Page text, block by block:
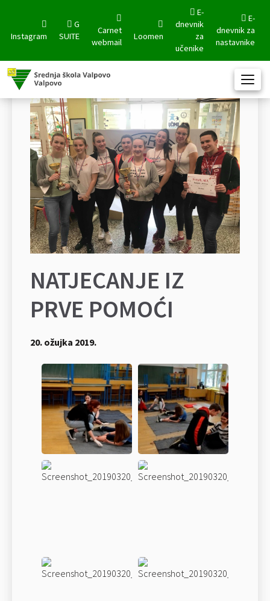
Instagram
G
SUITE
Carnet
webmail
Loomen
E-
dnevnik
za
učenike
E-
dnevnik za
nastavnike
NATJECANJE IZ
PRVE POMOĆI
20. ožujka 2019.